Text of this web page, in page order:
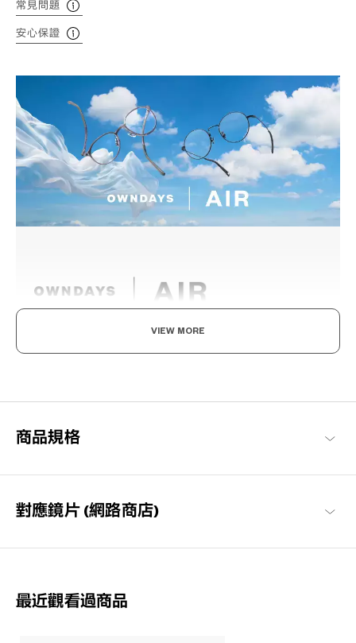
常見問題
安心保證
輕盈舒適，柔軟具彈性。
OWNDAYS | AIR 商品一覽
VIEW MORE
商品規格
對應鏡片 (網路商店)
最近觀看過商品